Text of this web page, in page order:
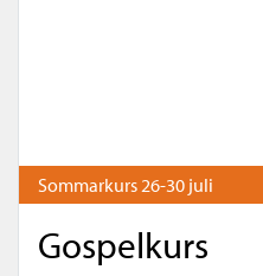
Sommarkurs 26-30 juli
Gospelkurs